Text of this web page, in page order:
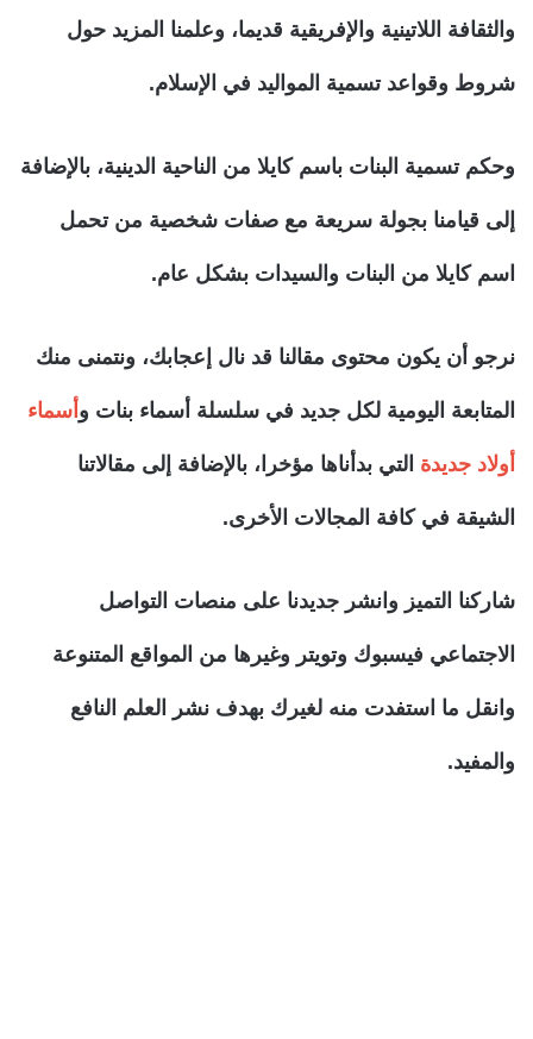
والثقافة اللاتينية والإفريقية قديما، وعلمنا المزيد حول
شروط وقواعد تسمية المواليد في الإسلام.
وحكم تسمية البنات باسم كايلا من الناحية الدينية، بالإضافة
إلى قيامنا بجولة سريعة مع صفات شخصية من تحمل
اسم كايلا من البنات والسيدات بشكل عام.
نرجو أن يكون محتوى مقالنا قد نال إعجابك، ونتمنى منك
المتابعة اليومية لكل جديد في سلسلة أسماء بنات و أسماء
أولاد جديدة التي بدأناها مؤخرا، بالإضافة إلى مقالاتنا
الشيقة في كافة المجالات الأخرى.
شاركنا التميز وانشر جديدنا على منصات التواصل
الاجتماعي فيسبوك وتويتر وغيرها من المواقع المتنوعة
وانقل ما استفدت منه لغيرك بهدف نشر العلم النافع
والمفيد.